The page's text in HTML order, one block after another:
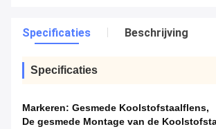
Specificaties Beschrijving
Specificaties
Markeren: Gesmede Koolstofstaalflens,
De gesmede Montage van de